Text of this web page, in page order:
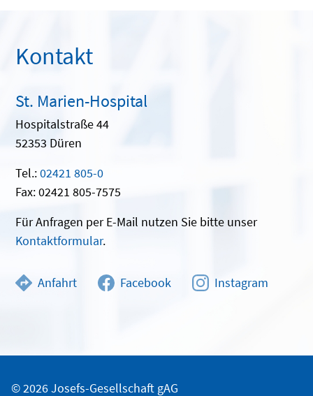
Kontakt
St. Marien-Hospital
Hospitalstraße 44
52353 Düren
Tel.:02421 805-0
Fax: 02421 805-7575
Für Anfragen per E-Mail nutzen Sie bitte unser
Kontaktformular.
Anfahrt Facebook Instagram
© 2026 Josefs-Gesellschaft gAG